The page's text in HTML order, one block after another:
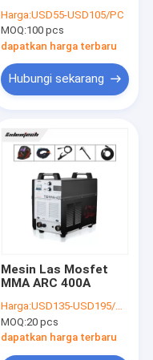
Siklus Tugas Tinggi
Harga:USD55-USD105/PC
MOQ:100 pcs
dapatkan harga terbaru
Hubungi sekarang
Mesin Las Mosfet
MMA ARC 400A
Harga:USD135-USD195/PC
MOQ:20 pcs
dapatkan harga terbaru